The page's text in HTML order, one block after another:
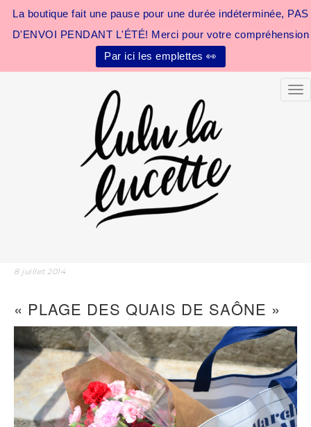
La boutique fait une pause pour une durée indéterminée, PAS
D'ENVOI PENDANT L'ÉTÉ! Merci pour votre compréhension
Par ici les emplettes 👀
8 juillet 2014
« PLAGE DES QUAIS DE SAÔNE »